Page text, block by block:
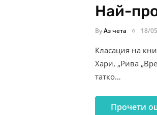
Най-
ByАз чета 18/
Класация на
Хари, „Рива
татко…
Прочети